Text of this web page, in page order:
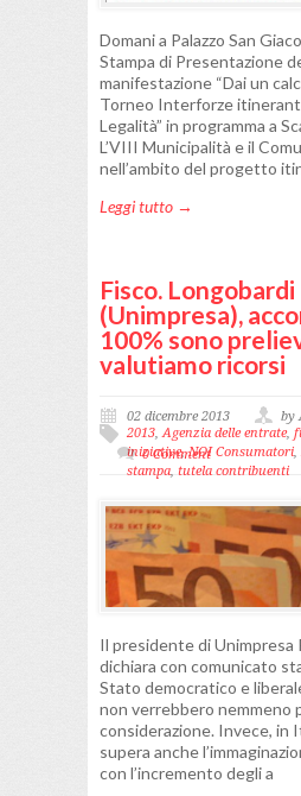
Domani a Palazzo San
Stampa di Presentazione
manifestazione “Dai un
Torneo Interforze
Legalità” in programma a
L’VIII Municipalità e il
nell’ambito del progetto
Leggi tutto →
Fisco. Longobardi
(Unimpresa),
100% sono
valutiamo ricorsi
02 dicembre 2013
by
2013,Agenzia delle entrate,
iniziative,NOI Consumatori,
stampa, tutela contribuenti
0 Comment
Il presidente di Unimpresa
dichiara con comunicato
Stato democratico e
non verrebbero nemmeno
considerazione. Invece, in
supera anche
con l’incremento degli a